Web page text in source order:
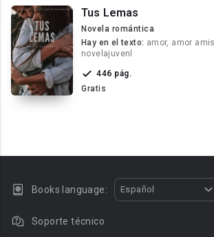
Tus Lemas
Novela romántica
Hay en el texto: amor, amor
novelajuvenl
446 pág.
Gratis
Books language: Español
Soporte técnico